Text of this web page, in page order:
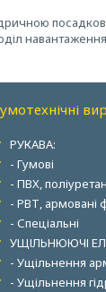
навантаження
РУКАВА:
- Гумові
- ПВХ,
- РВТ, армовані
- Спеціальні
УЩІЛЬНЮЮЧІ
- Ущільнення
- Ущільнення